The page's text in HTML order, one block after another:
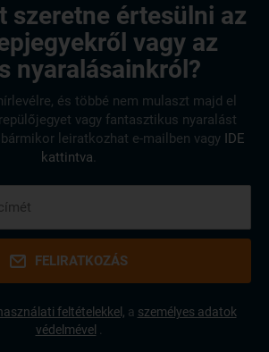
szeretne értesülni az
vagy az
nyaralásainkról?
és többé nem mulaszt majd el
vagy fantasztikus nyaralást
leiratkozhat e-mailben vagy IDE
kattintva.
FELIRATKOZÁS
feltételekkel, a személyes adatok
védelmével